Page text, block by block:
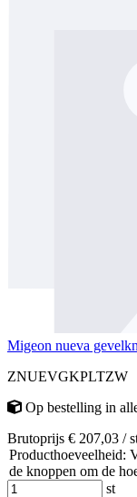
Migeon nueva
ZNUEVGKPLTZW
Op bestelling in
Brutoprijs € 207,03 /
Producthoeveelheid:
de knoppen om de
st